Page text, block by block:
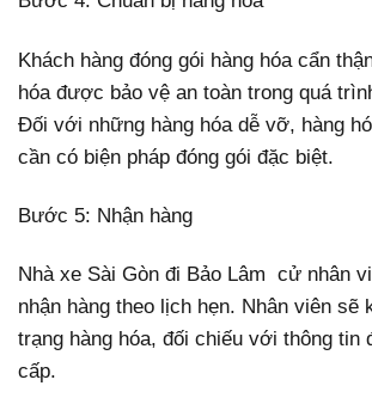
Khách hàng đóng gói hàng hóa cẩn
hóa được bảo vệ an toàn trong quá
Đối với những hàng hóa dễ vỡ, hàng
cần có biện pháp đóng gói đặc biệt.
Bước 5: Nhận hàng
Nhà xe Sài Gòn đi Bảo Lâm cử nhân
nhận hàng theo lịch hẹn. Nhân viên sẽ
trạng hàng hóa, đối chiếu với thông tin
cấp.